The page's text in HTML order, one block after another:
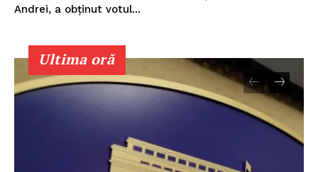
Andrei, a obținut votul...
Ultima oră